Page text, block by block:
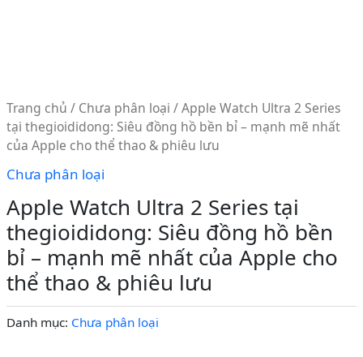
Trang chủ / Chưa phân loại / Apple Watch Ultra 2 Series
tại thegioididong: Siêu đồng hồ bền bỉ – mạnh mẽ nhất
của Apple cho thể thao & phiêu lưu
Chưa phân loại
Apple Watch Ultra 2 Series tại
thegioididong: Siêu đồng hồ bền
bỉ – mạnh mẽ nhất của Apple cho
thể thao & phiêu lưu
Danh mục: Chưa phân loại